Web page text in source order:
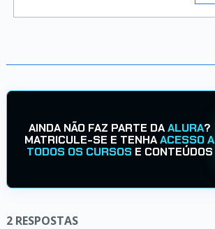
AINDA NÃO FAZ PARTE DAALURA?
MATRICULE-SE E TENHAACESSO A
TODOS OS CURSOS E CONTEÚDOS
2 RESPOSTAS